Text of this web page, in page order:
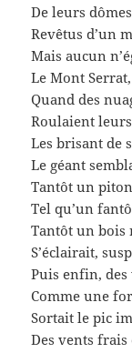
De leurs
Revêtus d’un
Mais aucun
Le Mont
Quand des
Roulaient
Les brisant de
Le géant
Tantôt un
Tel qu’un
Tantôt un bois
S’éclairait,
Puis enfin,
Comme une
Sortait le pic
Des vents